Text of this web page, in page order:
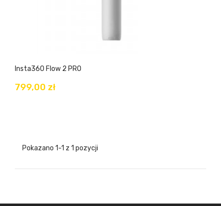
Insta360 Flow 2 PRO
799,00 zł
Pokazano 1-1 z 1 pozycji